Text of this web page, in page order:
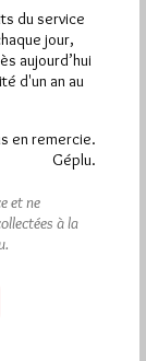
du service
jour,
aujourd’hui
d'un an au
en remercie.
Géplu.
et ne
à la